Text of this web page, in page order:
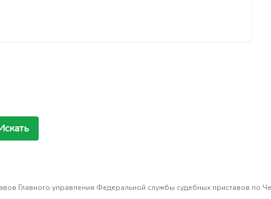
Главного управления Федеральной службы судебных приставов по